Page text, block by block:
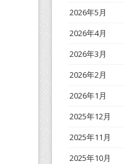
2026年5月
2026年4月
2026年3月
2026年2月
2026年1月
2025年12月
2025年11月
2025年10月